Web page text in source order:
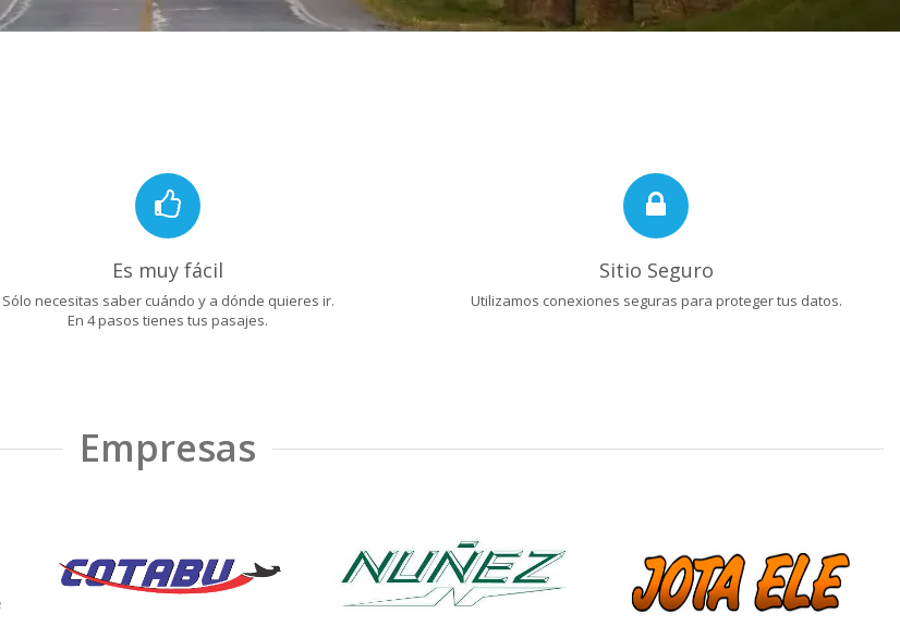
Es muy fácil
Sólo necesitas saber cuándo y a dónde quieres ir.
En 4 pasos tienes tus pasajes.
Sitio Seguro
Utilizamos conexiones seguras para proteger tus datos.
Empresas